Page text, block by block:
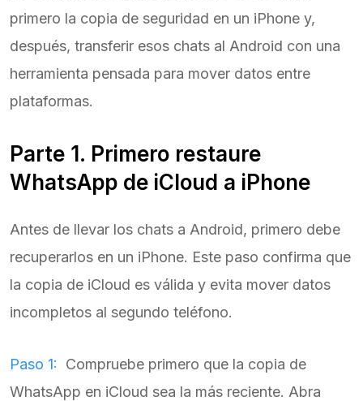
primero la copia de seguridad en un iPhone y,
después, transferir esos chats al Android con una
herramienta pensada para mover datos entre
plataformas.
Parte 1. Primero restaure
WhatsApp de iCloud a iPhone
Antes de llevar los chats a Android, primero debe
recuperarlos en un iPhone. Este paso confirma que
la copia de iCloud es válida y evita mover datos
incompletos al segundo teléfono.
Paso 1:
Compruebe primero que la copia de
WhatsApp en iCloud sea la más reciente. Abra